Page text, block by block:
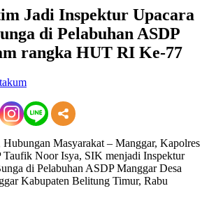
Jadi Inspektur Upacara
di Pelabuhan ASDP
rangka HUT RI Ke-77
Masyarakat – Manggar, Kapolres
Noor Isya, SIK menjadi Inspektur
di Pelabuhan ASDP Manggar Desa
Kabupaten Belitung Timur, Rabu